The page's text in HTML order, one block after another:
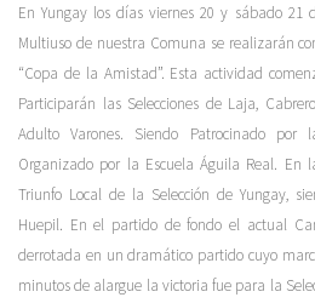
En Yungay los días viernes 20 y sábado 21
Multiuso de nuestra Comuna se realizarán
“Copa de la Amistad”. Esta actividad
Participarán las Selecciones de Laja,
Adulto Varones. Siendo Patrocinado
Organizado por la Escuela Águila Real. En
Triunfo Local de la Selección de Yungay,
Huepil. En el partido de fondo el actual
derrotada en un dramático partido cuyo
minutos de alargue la victoria fue para la